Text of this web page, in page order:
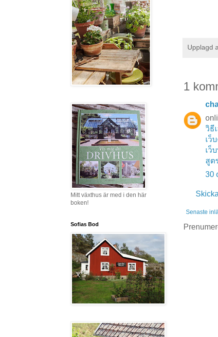
Upplagd
1
วิธี
เว็
เว็
สูต
30
Senaste
Mitt växthus är med i den här
boken!
Sofias Bod